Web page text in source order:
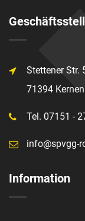
Stettener Str.
71394
Tel. 07151 -
info@spvgg-
Information